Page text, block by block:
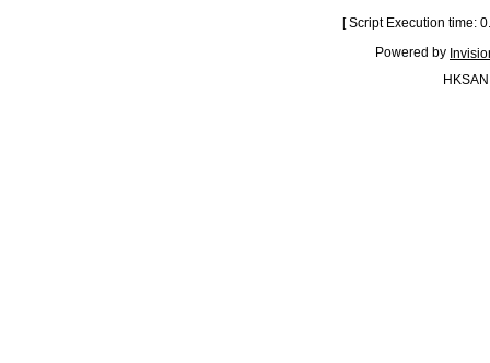
[ Script Execution time:
Powered by